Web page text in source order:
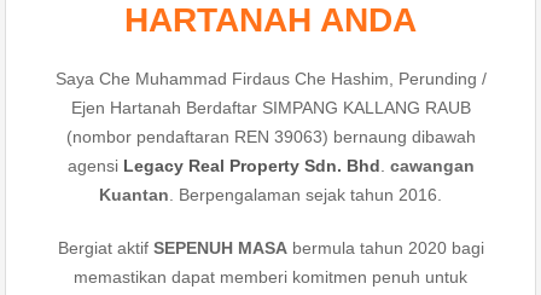
HARTANAH ANDA
Saya Che Muhammad Firdaus Che Hashim, Perunding /
Ejen Hartanah Berdaftar SIMPANG KALLANG RAUB
(nombor pendaftaran REN 39063) bernaung dibawah
agensi Legacy Real Property Sdn. Bhd cawangan
Kuantan . Berpengalaman sejak tahun 2016.
Bergiat aktif SEPENUH MASAbermula tahun 2020 bagi
memastikan dapat memberi komitmen penuh untuk